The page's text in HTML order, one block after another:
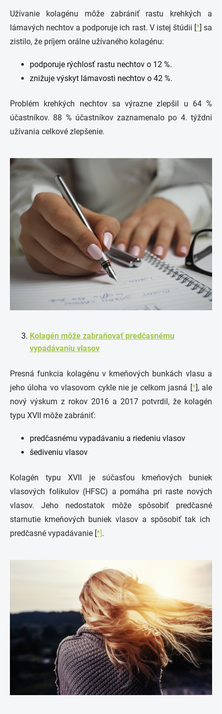
Užívanie kolagénu môže zabrániť rastu krehkých a
lámavých nechtov a podporuje ich rast. V istej štúdii [*] sa
zistilo, že príjem orálne užívaného kolagénu:
podporuje rýchlosť rastu nechtov o 12 %.
znižuje výskyt lámavosti nechtov o 42 %.
Problém krehkých nechtov sa výrazne zlepšil u 64 %
účastníkov. 88 % účastníkov zaznamenalo po 4. týždni
užívania celkové zlepšenie.
Kolagén môže zabraňovať predčasnému
vypadávaniu vlasov
Presná funkcia kolagénu v kmeňových bunkách vlasu a
jeho úloha vo vlasovom cykle nie je celkom jasná [*], ale
nový výskum z rokov 2016 a 2017 potvrdil, že kolagén
typu XVII môže zabrániť:
predčasnému vypadávaniu a riedeniu vlasov
šediveniu vlasov
Kolagén typu XVII je súčasťou kmeňových buniek
vlasových folikulov (HFSC) a pomáha pri raste nových
vlasov. Jeho nedostatok môže spôsobiť predčasné
starnutie kmeňových buniek vlasov a spôsobiť tak ich
predčasné vypadávanie [*] .